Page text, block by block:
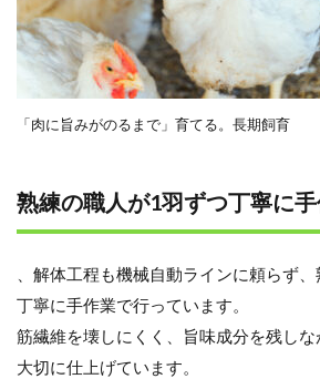
「肉に旨みがのるまで」育てる。長期飼育
熟練の職人が1羽ずつ丁寧に
、解体工程も機械自動ラインに頼らず
丁寧に手作業で行っています。
筋繊維を壊しにくく、旨味成分を残し
大切に仕上げています。